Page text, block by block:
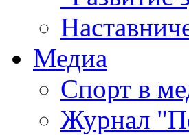
Медиа
Спорт в
Журнал